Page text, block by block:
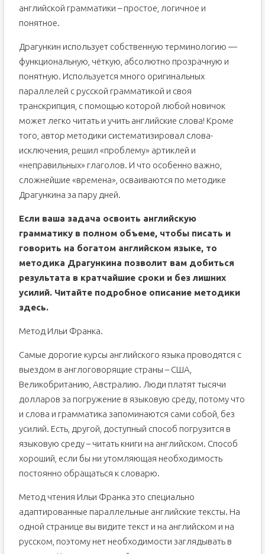
английской грамматики – простое, логичное и
понятное.
Драгункин использует собственную терминологию —
функциональную, чёткую, абсолютно прозрачную и
понятную. Используется много оригинальных
параллелей с русской грамматикой и своя
транскрипция, с помощью которой любой новичок
может легко читать и учить английские слова! Кроме
того, автор методики систематизировал слова-
исключения, решил «проблему» артиклей и
«неправильных» глаголов. И что особенно важно,
сложнейшие «времена», осваиваются по методике
Драгункина за пару дней.
Если ваша задача освоить английскую
грамматику в полном объеме, чтобы писать и
говорить на богатом английском языке, то
методика Драгункина позволит вам добиться
результата в кратчайшие сроки и без лишних
усилий. Читайте подробное описание методики
здесь.
Метод Ильи Франка.
Самые дорогие курсы английского языка проводятся с
выездом в англоговорящие страны – США,
Великобританию, Австралию. Люди платят тысячи
долларов за погружение в языковую среду, потому что
и слова и грамматика запоминаются сами собой, без
усилий. Есть, другой, доступный способ погрузится в
языковую среду – читать книги на английском. Способ
хороший, если бы ни утомляющая необходимость
постоянно обращаться к словарю.
Метод чтения Ильи Франка это специально
адаптированные параллельные английские тексты. На
одной странице вы видите текст и на английском и на
русском, поэтому нет необходимости заглядывать в